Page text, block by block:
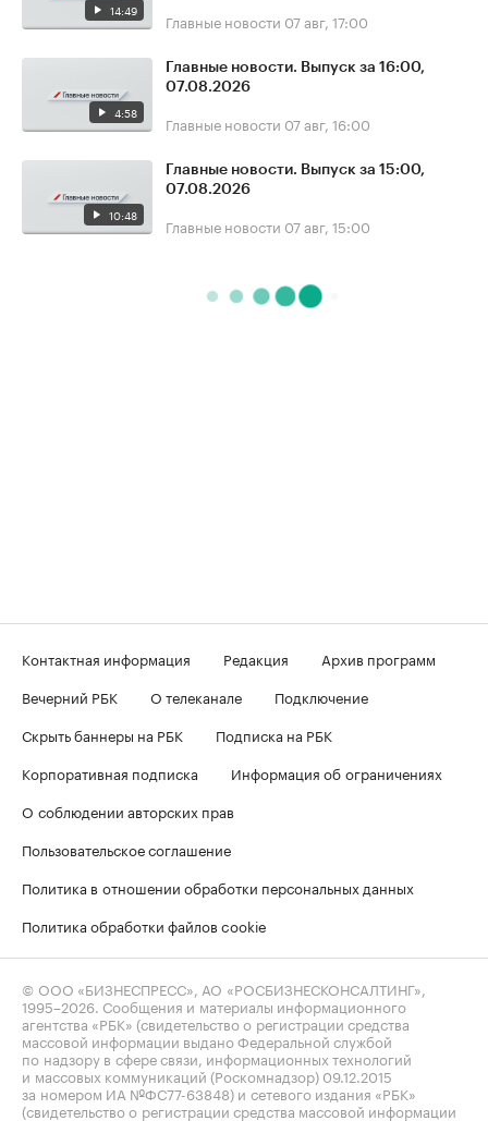
14:49 Главные новости 07 авг, 17:00
4:58
Главные новости. Выпуск за 16:00,
07.08.2026
Главные новости 07 авг, 16:00
10:48
Главные новости. Выпуск за 15:00,
07.08.2026
Главные новости 07 авг, 15:00
Контактная информация Редакция
Архив программ
Вечерний РБК
О телеканале
Подключение
Скрыть баннеры на РБК
Подписка на РБК
Корпоративная подписка
Информация об ограничениях
О соблюдении авторских прав
Пользовательское соглашение
Политика в отношении обработки персональных данных
Политика обработки файлов cookie
© ООО «БИЗНЕСПРЕСС», АО «РОСБИЗНЕСКОНСАЛТИНГ»,
1995–2026 . Сообщения и материалы информационного
агентства «РБК» (свидетельство о регистрации средства
массовой информации выдано Федеральной службой
по надзору в сфере связи, информационных технологий
и массовых коммуникаций (Роскомнадзор) 09.12.2015
за номером ИА №ФС77-63848) и сетевого издания «РБК»
(свидетельство о регистрации средства массовой информации